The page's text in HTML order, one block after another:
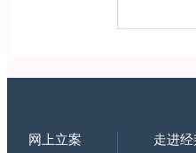
网上立案 走进经